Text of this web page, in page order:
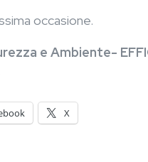
occasione.
e Ambiente-
X